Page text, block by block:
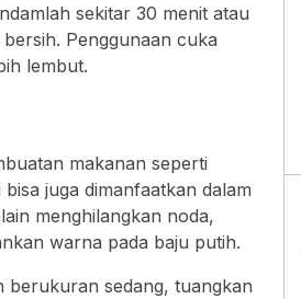
sekitar 30 menit atau
Penggunaan cuka
lembut.
makanan seperti
juga dimanfaatkan dalam
menghilangkan noda,
warna pada baju putih.
berukuran sedang, tuangkan